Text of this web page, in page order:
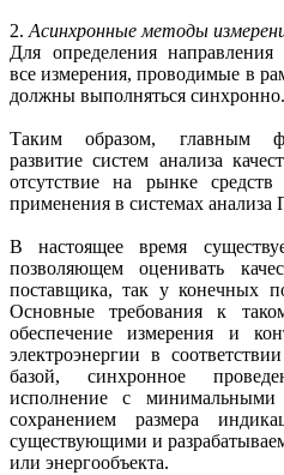
2. Асинхронные методы
Для определения направления
все измерения, проводимые в
должны выполняться синхронно.
Таким образом, главным
развитие систем анализа
отсутствие на рынке
применения в системах
В настоящее время
позволяющем оценивать
поставщика, так у конечных
Основные требования к
обеспечение измерения и
электроэнергии в
базой, синхронное
исполнение с
сохранением размера
существующими и
или энергообъекта.